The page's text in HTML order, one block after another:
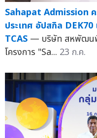
Sahapat Admission ค
ประเทศ อัปสกิล
TCAS — บริษัท สหพัฒนพิ
โครงการ "Sa... 23 ก.ค.